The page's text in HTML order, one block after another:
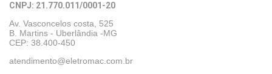
CNPJ: 21.770.011/0001-20
Av. Vasconcelos costa, 525
B. Martins - Uberlândia -MG
CEP: 38.400-450
atendimento@eletromac.com.br